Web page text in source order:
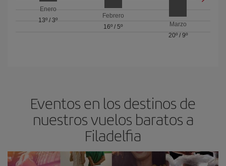
Enero
13º /3º
Febrero
16º / 5º
Marzo
20º/ 9º
Eventos en los destinos de
nuestros vuelos baratos a
Filadelfia